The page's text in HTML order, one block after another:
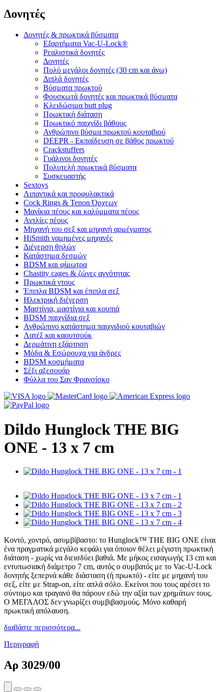
Δονητές
Δονητές & πρωκτικά βύσματα
Εξαρτήματα Vac-U-Lock®
Ρεαλιστικά δονητές
Δονητές
Πολύ μεγάλοι δονητές (30 cm και άνω)
Διπλά δονητές
Βύσματα πρωκτού
Φουσκωτά δονητές και πρωκτικά βύσματα
Κλειδώσιμα butt plug
Πρωκτική διάταση
Πρωκτικό παιχνίδι βάθους
Ανθρώπινο βύσμα πρωκτού κουταβιού
DEEPR - Εκπαίδευση σε βάθος πρωκτού
Crackstuffers
Γυάλινοι δονητές
Πολυτελή πρωκτικά βύσματα
Συσκευαστής
Sextoys
Λιπαντικά και προφυλακτικά
Cock Rings & Tenon Όρχεων
Μανίκια πέους και καλύμματα πέους
Αντλίες πέους
Μηχανή του σεξ και μηχανή αρμέγματος
HiSmith γαμημένες μηχανές
Διέγερση θηλών
Κατάστημα δεσμών
BDSM και φίμωτρα
Chastity cages & ζώνες αγνότητας
Πρωκτικά ντους
Έπιπλα BDSM και έπιπλα σεξ
Ηλεκτρική διέγερση
Μαστίγια, μαστίγια και κουπιά
BDSM παιχνίδια σεξ
Ανθρώπινο κατάστημα παιχνιδιού κουταβιών
Λατέξ και καουτσούκ
Δερμάτινη εξάρτηση
Μόδα & Εσώρουχα για άνδρες
BDSM κοσμήματα
Σέξι αξεσουάρ
Φύλλα του Σαν Φρανσίσκο
Dildo Hunglock THE BIG
ONE - 13 x 7 cm
Κοντό, χοντρό, ασυμβίβαστο: το Hunglock™ THE BIG ONE είναι
ένα πραγματικά μεγάλο κεφάλι για όποιον θέλει μέγιστη πρωκτική
διάταση - χωρίς να διεισδύει βαθιά. Με μήκος εισαγωγής 13 cm και
εντυπωσιακή διάμετρο 7 cm, αυτός ο συμβατός με το Vac-U-Lock
δονητής ξεπερνά κάθε διάσταση (ή πρωκτό) - είτε με μηχανή του
σεξ, είτε με Strap-on, είτε απλά σόλο. Εκείνοι που τους αρέσει το
σύντομο και τραγανό θα πάρουν εδώ την αξία των χρημάτων τους.
Ο ΜΕΓΑΛΟΣ δεν γνωρίζει συμβιβασμούς. Μόνο καθαρή
πρωκτική απόλαυση.
διαβάστε περισσότερα...
Περιγραφή
Αρ 3029/00